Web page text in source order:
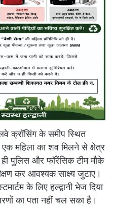
क्रॉसिंग के समीप स्थित
एक महिला का शव मिलने से क्षेत्र
पुलिस और फॉरेंसिक टीम मौके
कर आवश्यक साक्ष्य जुटाए।
के लिए हल्द्वानी भेज दिया
का पता नहीं चल सका है।